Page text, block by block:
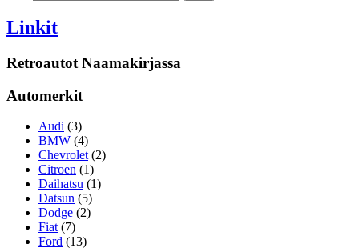
Linkit
Retroautot Naamakirjassa
Automerkit
Audi (3)
BMW (4)
Chevrolet (2)
Citroen (1)
Daihatsu (1)
Datsun (5)
Dodge (2)
Fiat (7)
Ford (13)